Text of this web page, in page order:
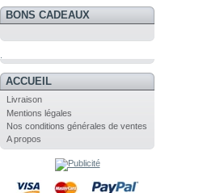
BONS CADEAUX
ACCUEIL
Livraison
Mentions légales
Nos conditions générales de ventes
A propos